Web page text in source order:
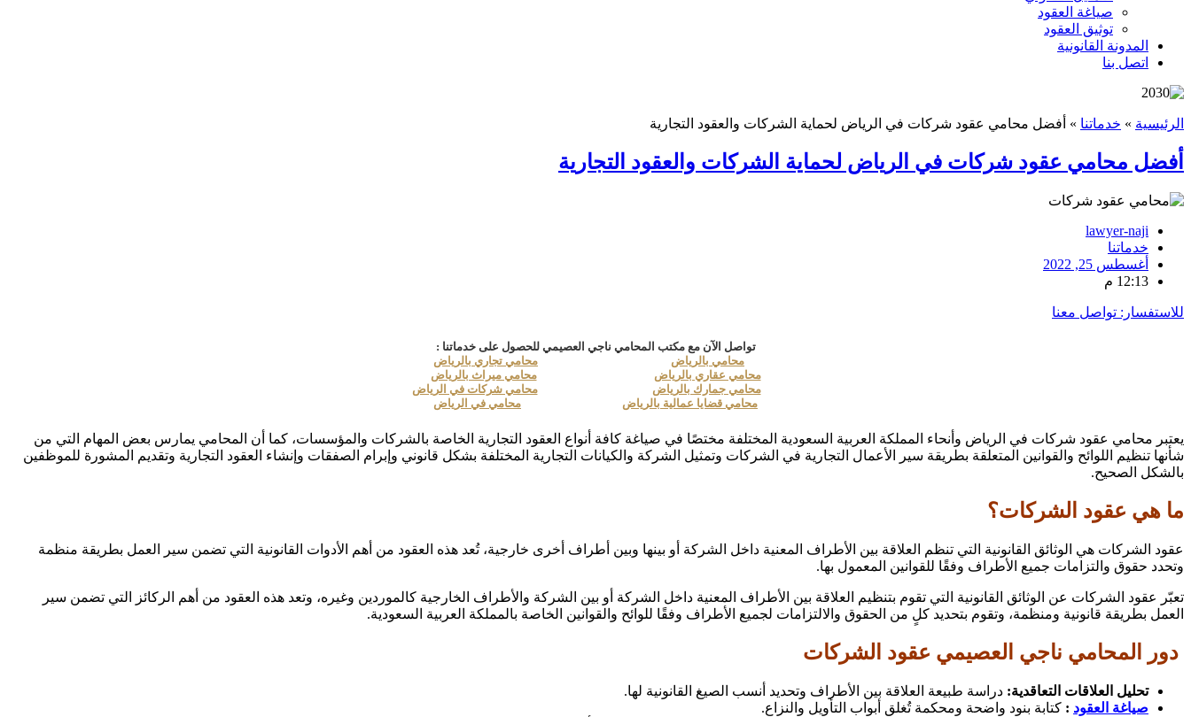
صياغة العقود
توثيق العقود
المدونة القانونية
اتصل بنا
الرئيسية » خدماتنا » أفضل محامي عقود شركات في الرياض لحماية الشركات والعقود التجارية
أفضل محامي عقود شركات في الرياض لحماية الشركات والعقود التجارية
lawyer-naji
خدماتنا
أغسطس 25, 2022
12:13 م
للاستفسار: تواصل معنا
تواصل الآن مع مكتب المحامي ناجي العصيمي للحصول على خدماتنا :
محامي بالرياض
محامي تجاري بالرياض
محامي عقاري بالرياض
محامي ميراث بالرياض
محامي جمارك بالرياض
محامي شركات في الرياض
محامي قضايا عمالية بالرياض
محامي في الرياض
يعتبر محامي عقود شركات في الرياض وأنحاء المملكة العربية السعودية المختلفة مختصًا في صياغة كافة أنواع العقود التجارية الخاصة بالشركات والمؤسسات، كما أن المحامي يمارس بعض المهام التي من
شأنها تنظيم اللوائح والقوانين المتعلقة بطريقة سير الأعمال التجارية في الشركات وتمثيل الشركة والكيانات التجارية المختلفة بشكل قانوني وإبرام الصفقات وإنشاء العقود التجارية وتقديم المشورة للموظفين
بالشكل الصحيح.
ما هي عقود الشركات؟
عقود الشركات هي الوثائق القانونية التي تنظم العلاقة بين الأطراف المعنية داخل الشركة أو بينها وبين أطراف أخرى خارجية، تُعد هذه العقود من أهم الأدوات القانونية التي تضمن سير العمل بطريقة منظمة
وتحدد حقوق والتزامات جميع الأطراف وفقًا للقوانين المعمول بها.
تعبّر عقود الشركات عن الوثائق القانونية التي تقوم بتنظيم العلاقة بين الأطراف المعنية داخل الشركة أو بين الشركة والأطراف الخارجية كالموردين وغيره، وتعد هذه العقود من أهم الركائز التي تضمن سير
العمل بطريقة قانونية ومنظمة، وتقوم بتحديد كلٍ من الحقوق والالتزامات لجميع الأطراف وفقًا للوائح والقوانين الخاصة بالمملكة العربية السعودية.
دور المحامي ناجي العصيمي عقود الشركات
تحليل العلاقات التعاقدية: دراسة طبيعة العلاقة بين الأطراف وتحديد أنسب الصيغ القانونية لها.
صياغة العقود : كتابة بنود واضحة ومحكمة تُغلق أبواب التأويل والنزاع.